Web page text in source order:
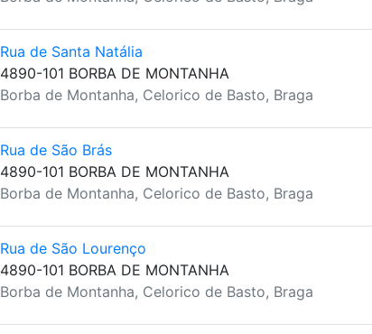
Rua de Santa Natália
4890-101 BORBA DE MONTANHA
Borba de Montanha, Celorico de Basto, Braga
Rua de São Brás
4890-101 BORBA DE MONTANHA
Borba de Montanha, Celorico de Basto, Braga
Rua de São Lourenço
4890-101 BORBA DE MONTANHA
Borba de Montanha, Celorico de Basto, Braga